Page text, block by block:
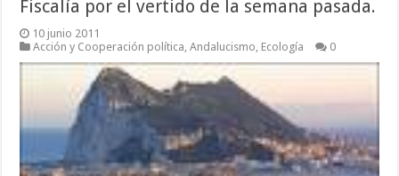
Fiscalía por el vertido de la semana pasada.
10 junio 2011
Acción y Cooperación política,Andalucismo, Ecología 0